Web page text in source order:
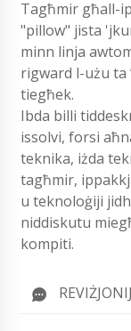
Tagħmir għall-
"pillow" jista
minn linja
rigward l-użu ta
tiegħek.
Ibda billi
issolvi, forsi
teknika, iżda
tagħmir,
u teknoloġiji
niddiskutu
kompiti.